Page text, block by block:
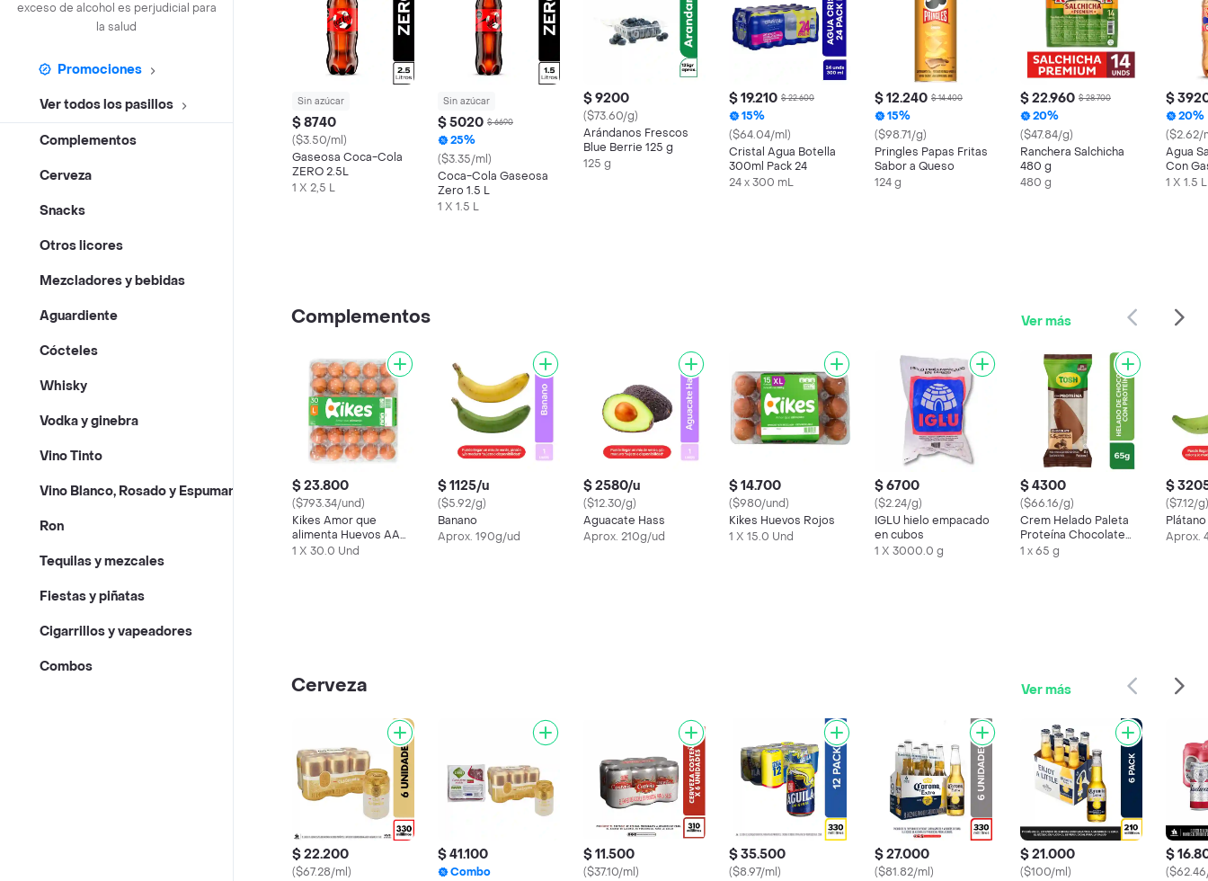
exceso de alcohol es perjudicial para
la salud
Promociones
Ver todos los pasillos
Complementos
Cerveza
Snacks
Otros licores
Mezcladores y bebidas
Aguardiente
Cócteles
Whisky
Vodka y ginebra
Vino Tinto
Vino Blanco, Rosado y Espumante
Ron
Tequilas y mezcales
Fiestas y piñatas
Cigarrillos y vapeadores
Combos
Sin azúcar
$ 8740
($3.50/ml)
Gaseosa Coca-Cola
ZERO 2.5L
1 X 2,5 L
Sin azúcar
$ 5020 $ 6690
25%
($3.35/ml)
Coca-Cola Gaseosa
Zero 1.5 L
1 X 1.5 L
$ 9200
($73.60/g)
Arándanos Frescos
Blue Berrie 125 g
125 g
$ 19.210 $ 22.600
15%
($64.04/ml)
Cristal Agua Botella
300ml Pack 24
24 x 300 mL
$ 12.240 $ 14.400
15%
($98.71/g)
Pringles Papas Fritas
Sabor a Queso
124 g
$ 22.960 $ 28.700
20%
($47.84/g)
Ranchera Salchicha
480 g
480 g
$
20%
($2.62/
Agua
Con
1 X 1.5 L
Complementos Ver más
$ 23.800
($793.34/und)
Kikes Amor que
alimenta Huevos AA
Rojos L
1 X 30.0 Und
$ 1125/u
($5.92/g)
Banano
Aprox. 190g/ud
$ 2580/u
($12.30/g)
Aguacate Hass
Aprox. 210g/ud
$ 14.700
($980/und)
Kikes Huevos Rojos
1 X 15.0 Und
$ 6700
($2.24/g)
IGLU hielo empacado
en cubos
1 X 3000.0 g
$ 4300
($66.16/g)
Crem Helado Paleta
Proteína Chocolate
Tosh
1 x 65 g
$
($7.12/g)
Aprox.
Cerveza Ver más
$ 22.200
($67.28/ml)
$ 41.100
Combo
$ 11.500
($37.10/ml)
$ 35.500
($8.97/ml)
$ 27.000
($81.82/ml)
$ 21.000
($100/ml)
$